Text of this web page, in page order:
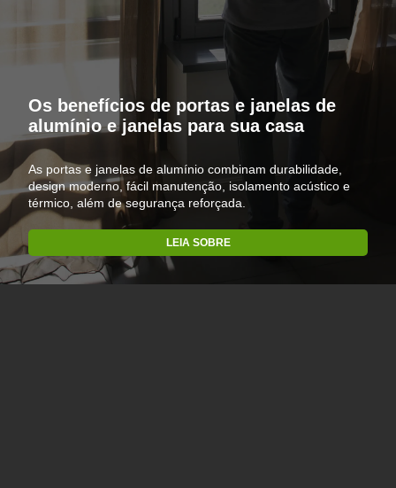
Os benefícios de portas e janelas de
alumínio e janelas para sua casa
As portas e janelas de alumínio combinam durabilidade,
design moderno, fácil manutenção, isolamento acústico e
térmico, além de segurança reforçada.
LEIA SOBRE